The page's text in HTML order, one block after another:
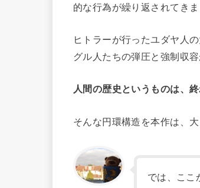
的な行為が繰り返されてきま
ヒトラーが行ったユダヤ人
グル人たちの弾圧と強制収
人間の歴史というものは、
そんな円環構造を本作は、
では、ここ